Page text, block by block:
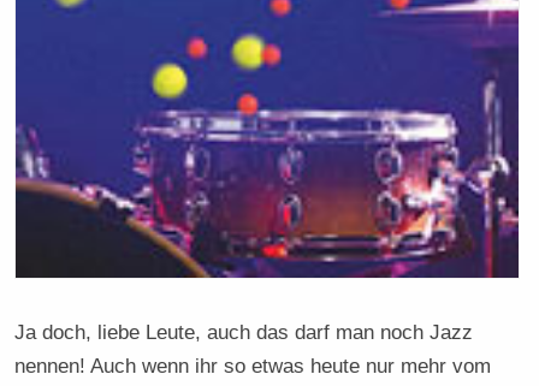
Ja doch, liebe Leute, auch das darf man noch Jazz
nennen! Auch wenn ihr so etwas heute nur mehr vom